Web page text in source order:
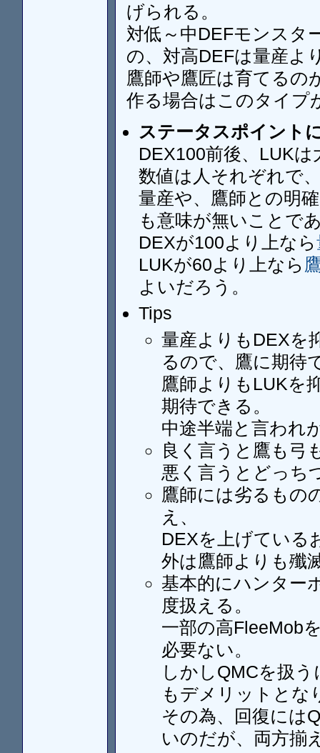
げられる。
対低～中DEFモンスタ
の、対高DEFは量産よ
鷹師や鷹匠は育てるの
作る場合はこのタイプ
ステータスポイント
DEX100前後、LUK
数値は人それぞれで
量産や、鷹師との明
も意味が無いことで
DEXが100より上なら
LUKが60より上なら
よいだろう。
Tips
量産よりもDEXを
るので、鷹に期待
鷹師よりもLUKを
期待できる。
中途半端と言われ
良く言うと鷹も弓
悪く言うとどっち
鷹師には劣るもの
え、
DEXを上げている
外は鷹師よりも殲
基本的にハンター
度扱える。
一部の高FleeMob
必要ない。
しかしQMCを扱
もデメリットとな
その為、回復には
いのだが、両方揃